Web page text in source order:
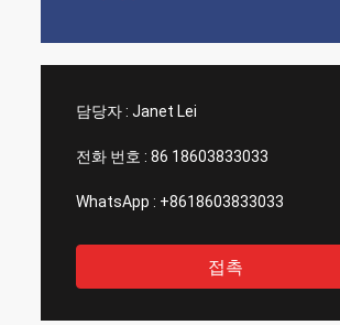
담당자 : Janet Lei
전화 번호 : 86 18603833033
WhatsApp : +8618603833033
접촉